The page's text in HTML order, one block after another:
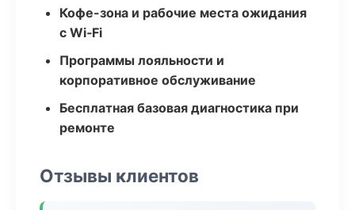
Кофе-зона и рабочие места ожидания
с Wi‑Fi
Программы лояльности и
корпоративное обслуживание
Бесплатная базовая диагностика при
ремонте
Отзывы клиентов